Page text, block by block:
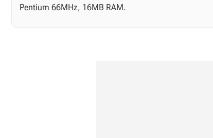
Pentium 66MHz, 16MB RAM.